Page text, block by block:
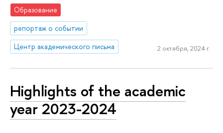
Образование
репортаж о событии
Центр академического письма
2 октября, 2024 г.
Highlights of the academic
year 2023-2024